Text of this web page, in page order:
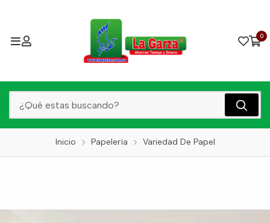
0
Inicio Papelería Variedad De Papel